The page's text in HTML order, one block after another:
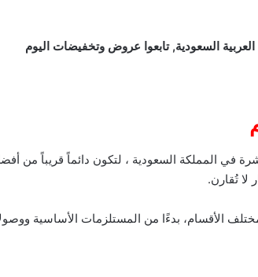
العربية السعودية, تابعوا عروض وتخفيضات اليوم
في المملكة السعودية ، لتكون دائماً قريباً
لا تُقارن.
الأقسام، بدءًا من المستلزمات الأساسية